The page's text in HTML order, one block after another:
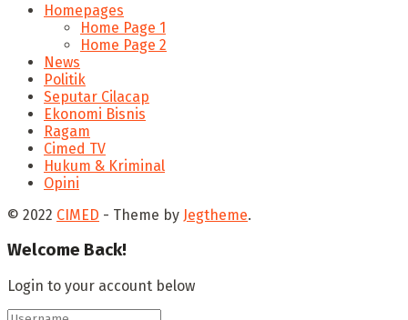
Homepages
Home Page 1
Home Page 2
News
Politik
Seputar Cilacap
Ekonomi Bisnis
Ragam
Cimed TV
Hukum & Kriminal
Opini
© 2022 CIMED - Theme by Jegtheme.
Welcome Back!
Login to your account below